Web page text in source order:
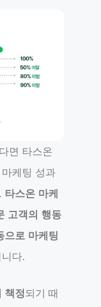
면 타스온
케팅 성과
타스온 마케
고객의 행동
으로 마케팅
다.
책정되기 때